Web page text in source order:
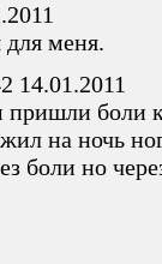
для меня.
14.01.2011
пришли боли
на ночь
боли но